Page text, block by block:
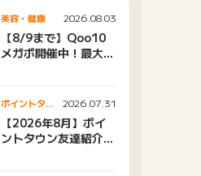
美容・健康 2026.08.03
【8/9まで】Qoo10
メガポ開催中！最大
ポイントタウ
ンニュース
2026.07.31
【2026年8月】ポイ
ントタウン友達紹介キ